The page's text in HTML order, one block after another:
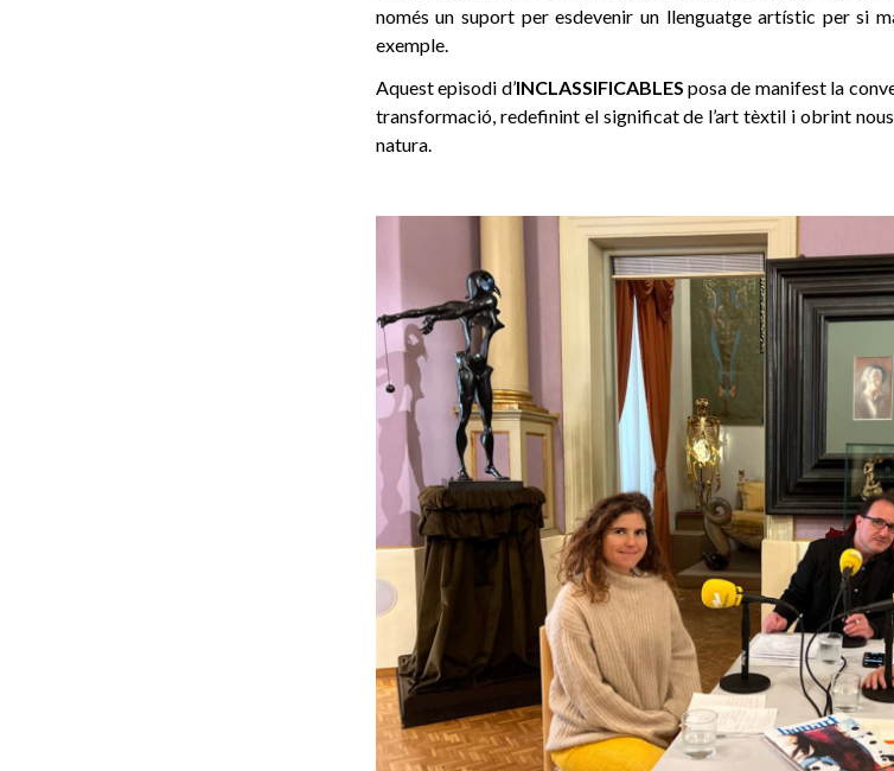
només un suport per esdevenir un llenguatge artístic per si
exemple.
Aquest episodi d’INCLASSIFICABLES posa de manifest la
transformació, redefinint el significat de l’art tèxtil i obrint
natura.